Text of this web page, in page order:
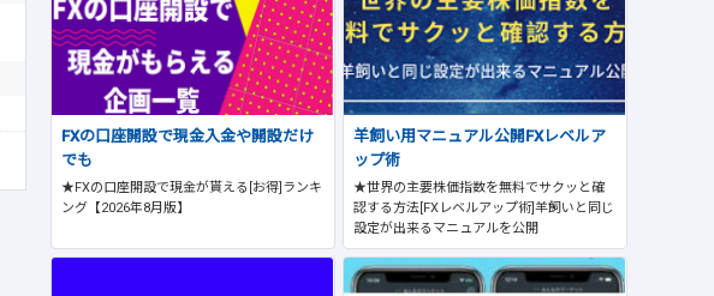
FXの口座開設で現金入金や開設だけ
でも
★FXの口座開設で現金が貰える[お得]ランキ
ング【2026年8月版】
羊飼い用マニュアル公開FXレベルア
ップ術
★世界の主要株価指数を無料でサクッと確
認する方法[FXレベルアップ術]羊飼いと同じ
設定が出来るマニュアルを公開